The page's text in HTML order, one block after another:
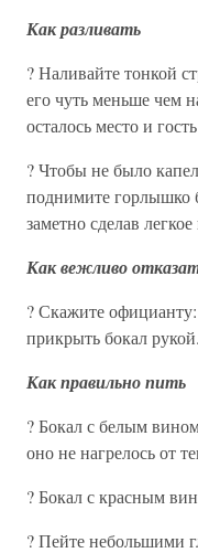
Как разливать
? Наливайте тонкой
его чуть меньше чем
осталось место и
? Чтобы не было
поднимите горлышко
заметно сделав
Как вежливо
? Скажите
прикрыть бокал рукой.
Как правильно пить
? Бокал с белым
оно не нагрелось от
? Бокал с красным
? Пейте небольшими